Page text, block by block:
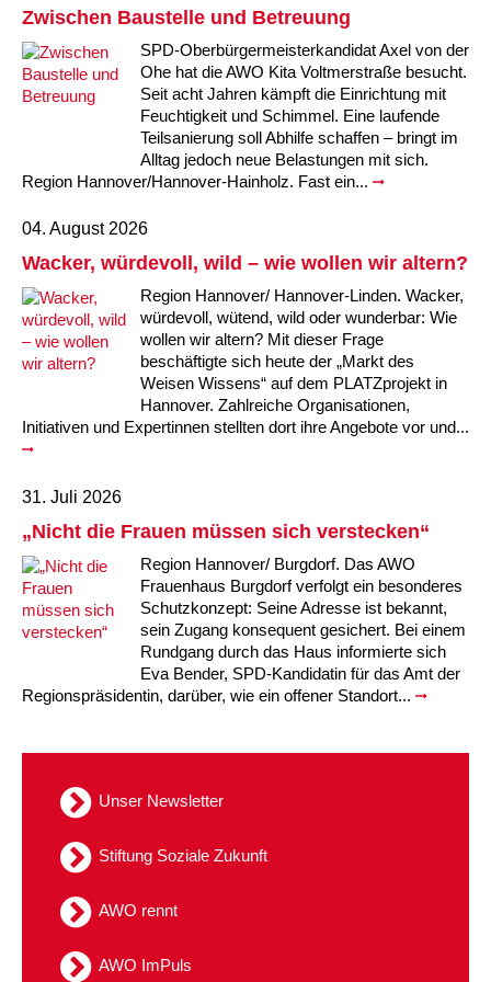
Kindertagesstätte Klaus-Müller-Kilian-Weg /
“Mäuseburg” / Familienzentrum
Kindertagesstätte König-Ludwig-Straße
Kindertagesstätte Langes Feld “Deisterspatzen”
Familienzentrum
Kindertagesstätte Petermannstraße /
Familienzentrum
Kindertagesstätte Pfarrlandplatz
Kindertagesstätte Rosenbergstraße
Kindertagesstätte Schneiderberg
Kindertagesstätte Sylter Weg
Kindertagesstätte Tresckowstraße
Kindertagesstätte Voltmerstraße
Kindertagesstätte Hiltrud-Grote-Weg
Kindertagesstätte Ibykusweg / Familienzentrum
Kindertagesstätte Johannes-Lau-Hof
Familienzentrum
Kindertagesstätte Klaus-Müller-Kilian-Weg /
“Mäuseburg” / Familienzentrum
Kindertagesstätte König-Ludwig-Straße
Kindertagesstätte Langes Feld “Deisterspatzen”
Offene Sprach-Sprechstunde
Kindertagesstätte Moorlilienweg /
Kindertagesstätte Mühenkamp / Familienzentrum
Kindertagesstätte Petermannstraße /
Familienzentrum
Kindertagesstätte Pfarrlandplatz
Familienzentrum
Zwischen Baustelle und Betreuung
SPD-Oberbürgermeisterkandidat Axel von der
Ohe hat die AWO Kita Voltmerstraße besucht.
Seit acht Jahren kämpft die Einrichtung mit
Feuchtigkeit und Schimmel. Eine laufende
Teilsanierung soll Abhilfe schaffen – bringt im
Alltag jedoch neue Belastungen mit sich.
Region Hannover/Hannover-Hainholz. Fast ein...
04. August 2026
Wacker, würdevoll, wild – wie wollen wir altern?
Region Hannover/ Hannover-Linden. Wacker,
würdevoll, wütend, wild oder wunderbar: Wie
wollen wir altern? Mit dieser Frage
beschäftigte sich heute der „Markt des
Weisen Wissens“ auf dem PLATZprojekt in
Hannover. Zahlreiche Organisationen,
Initiativen und Expertinnen stellten dort ihre Angebote vor und...
31. Juli 2026
„Nicht die Frauen müssen sich verstecken“
Region Hannover/ Burgdorf. Das AWO
Frauenhaus Burgdorf verfolgt ein besonderes
Schutzkonzept: Seine Adresse ist bekannt,
sein Zugang konsequent gesichert. Bei einem
Rundgang durch das Haus informierte sich
Eva Bender, SPD-Kandidatin für das Amt der
Regionspräsidentin, darüber, wie ein offener Standort...
Unser Newsletter
Stiftung Soziale Zukunft
AWO rennt
AWO ImPuls